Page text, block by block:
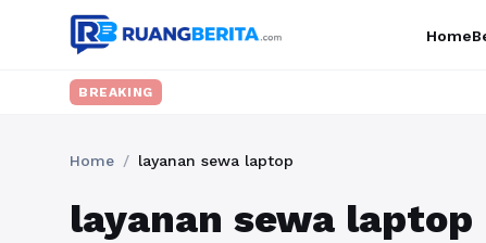
Home
BREAKING
Home / layanan sewa laptop
layanan sewa laptop